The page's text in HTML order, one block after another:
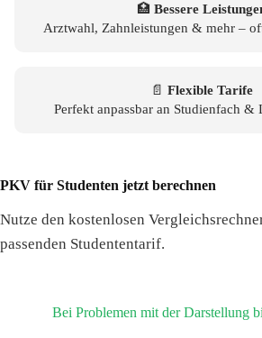
🏥 Bessere
Arztwahl, Zahnleistungen & mehr –
📄 Flexible Tarife
Perfekt anpassbar an Studienfach &
PKV für Studenten jetzt berechnen
Nutze den kostenlosen
passenden Studententarif.
Bei Problemen mit der Darstellung